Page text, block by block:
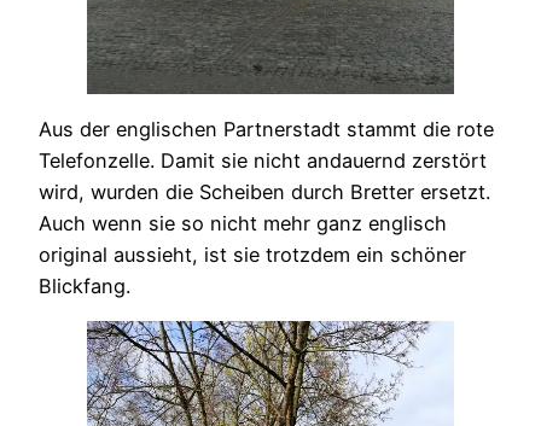
Aus der englischen Partnerstadt stammt die rote
Telefonzelle. Damit sie nicht andauernd zerstört
wird, wurden die Scheiben durch Bretter ersetzt.
Auch wenn sie so nicht mehr ganz englisch
original aussieht, ist sie trotzdem ein schöner
Blickfang.